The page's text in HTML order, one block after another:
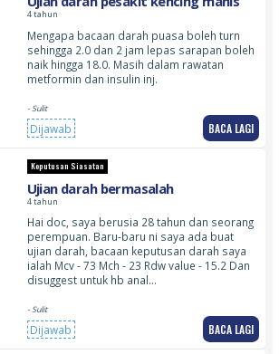
4 tahun
Mengapa bacaan darah puasa boleh turn
sehingga 2.0 dan 2 jam lepas sarapan boleh
naik hingga 18.0. Masih dalam rawatan
metformin dan insulin inj.
- Sulit
Dijawab BACA LAGI
Keputusan Siasatan
Ujian darah bermasalah
4 tahun
Hai doc, saya berusia 28 tahun dan seorang
perempuan. Baru-baru ni saya ada buat
ujian darah, bacaan keputusan darah saya
ialah Mcv - 73 Mch - 23 Rdw value - 15.2 Dan
disuggest untuk hb anal…
- Sulit
Dijawab BACA LAGI